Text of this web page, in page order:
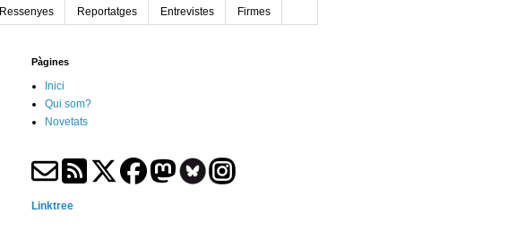
Ressenyes Reportatges Entrevistes Firmes
Pàgines
Inici
Qui som?
Novetats
Linktree